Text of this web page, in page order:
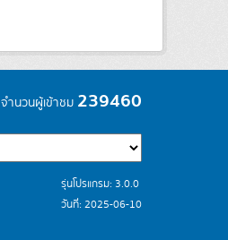
จำนวนผู้เข้าชม 239460
รุ่นโปรแกรม: 3.0.0
วันที่: 2025-06-10